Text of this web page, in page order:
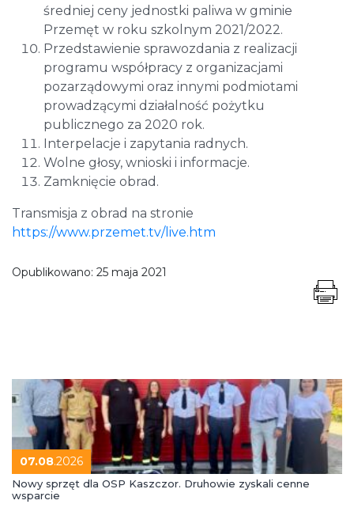
średniej ceny jednostki paliwa w gminie
Przemęt w roku szkolnym 2021/2022.
Przedstawienie sprawozdania z realizacji
programu współpracy z organizacjami
pozarządowymi oraz innymi podmiotami
prowadzącymi działalność pożytku
publicznego za 2020 rok.
Interpelacje i zapytania radnych.
Wolne głosy, wnioski i informacje.
Zamknięcie obrad.
Transmisja z obrad na stronie
https://www.przemet.tv/live.htm
Opublikowano: 25 maja 2021
07.08.2026
Nowy sprzęt dla OSP Kaszczor. Druhowie zyskali cenne
wsparcie